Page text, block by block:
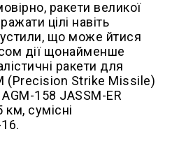
ракети великої
цілі навіть
що може йтися
дії щонайменше
ракети для
(Precision Strike Missile)
158 JASSM-ER
сумісні